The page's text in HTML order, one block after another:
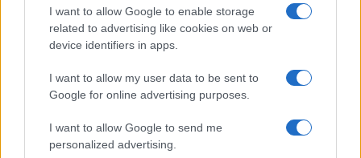
I want to allow Google to enable storage
related to advertising like cookies on web or
device identifiers in apps.
I want to allow my user data to be sent to
Google for online advertising purposes.
I want to allow Google to send me
personalized advertising.
Continua a leggere